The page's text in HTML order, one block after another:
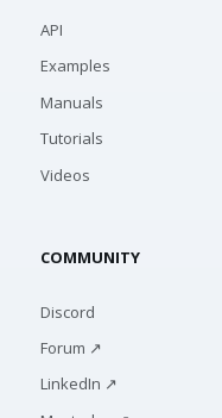
API
Examples
Manuals
Tutorials
Videos
COMMUNITY
Discord
Forum ↗
LinkedIn ↗